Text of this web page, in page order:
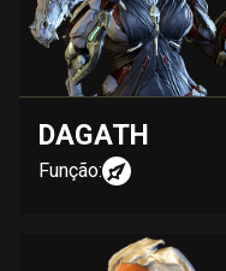
DAGATH
Função: